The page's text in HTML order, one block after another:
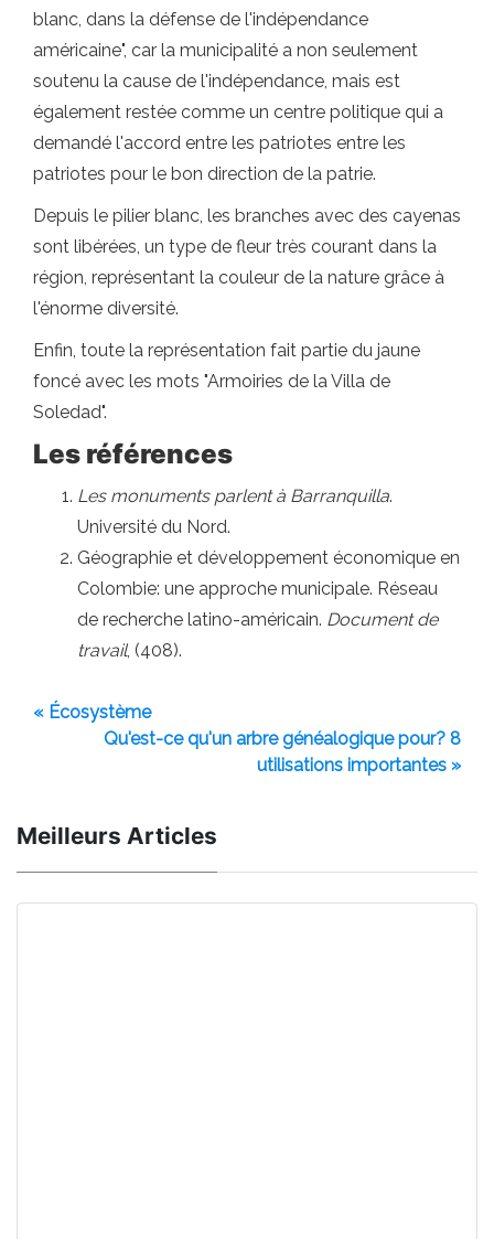
blanc, dans la défense de l'indépendance
américaine", car la municipalité a non seulement
soutenu la cause de l'indépendance, mais est
également restée comme un centre politique qui a
demandé l'accord entre les patriotes entre les
patriotes pour le bon direction de la patrie.
Depuis le pilier blanc, les branches avec des cayenas
sont libérées, un type de fleur très courant dans la
région, représentant la couleur de la nature grâce à
l'énorme diversité.
Enfin, toute la représentation fait partie du jaune
foncé avec les mots "Armoiries de la Villa de
Soledad".
Les références
Les monuments parlent à Barranquilla.
Université du Nord.
Géographie et développement économique en
Colombie: une approche municipale. Réseau
de recherche latino-américain. Document de
travail, (408).
« Écosystème
Qu'est-ce qu'un arbre généalogique pour? 8
utilisations importantes »
Meilleurs Articles